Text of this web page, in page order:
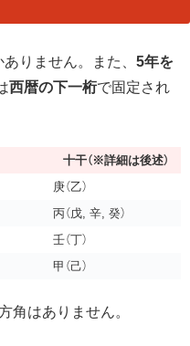
ありません。また、 5年を
西暦の下一桁で固定され
十干（※詳細は後述）
庚（乙）
丙（戊, 辛, 癸）
壬（丁）
甲（己）
角はありません。